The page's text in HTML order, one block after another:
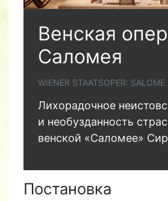
Венская
Саломея
WIENER STAATSOPER: SALOME
Лихорадочное
и необузданность
венской «Саломее»
Постановка